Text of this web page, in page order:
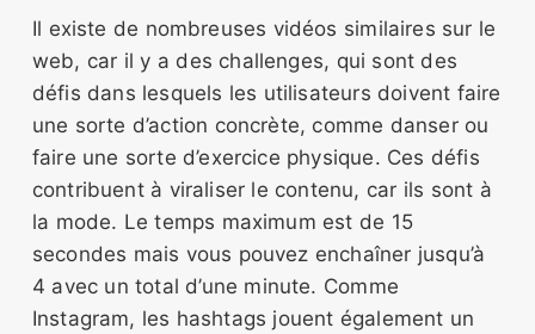
Il existe de nombreuses vidéos similaires sur le
web, car il y a des challenges, qui sont des
défis dans lesquels les utilisateurs doivent faire
une sorte d’action concrète, comme danser ou
faire une sorte d’exercice physique. Ces défis
contribuent à viraliser le contenu, car ils sont à
la mode. Le temps maximum est de 15
secondes mais vous pouvez enchaîner jusqu’à
4 avec un total d’une minute. Comme
Instagram, les hashtags jouent également un